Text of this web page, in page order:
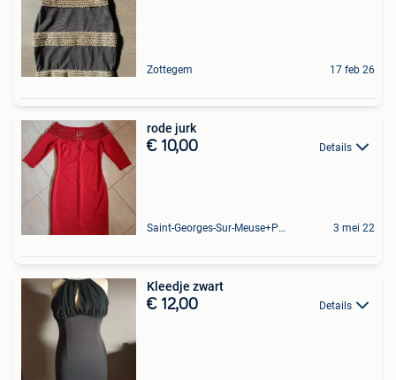
Zottegem 17 feb 26
rode jurk
€ 10,00 Details
Saint-Georges-Sur-Meuse+Partie De Hermalle-Sous-Huy 3 mei 22
Kleedje zwart
€ 12,00 Details